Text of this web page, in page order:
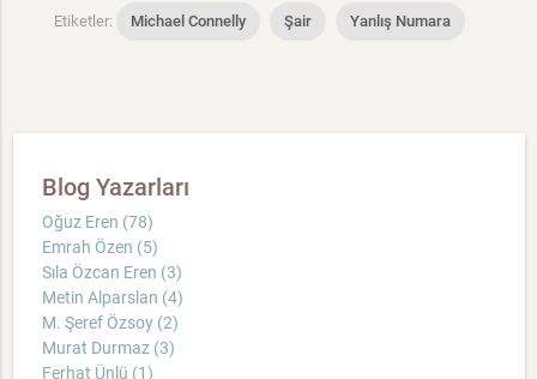
Etiketler: Michael Connelly Şair Yanlış Numara
Blog Yazarları
Oğuz Eren (78)
Emrah Özen (5)
Sıla Özcan Eren (3)
Metin Alparslan (4)
M. Şeref Özsoy (2)
Murat Durmaz (3)
Ferhat Ünlü (1)